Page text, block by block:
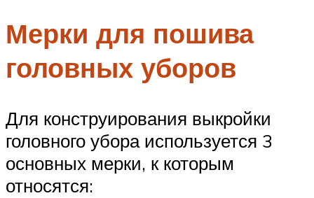
Мерки для пошива
головных уборов
Для конструирования выкройки
головного убора используется 3
основных мерки, к которым
относятся: